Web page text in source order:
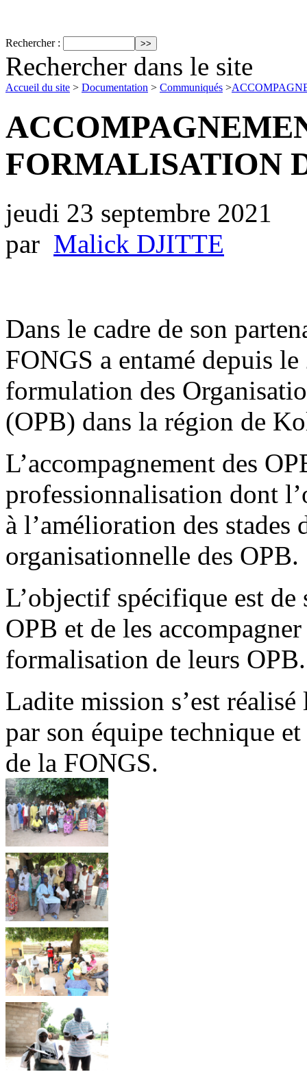
Rechercher :
Rechercher dans le site
Accueil du site > Documentation > Communiqués >
FORMALISATION
jeudi 23 septembre 2021
par Malick DJITTE
Dans le cadre de son
FONGS a entamé depuis
formulation des
(OPB) dans la région de
L’accompagnement des
professionnalisation dont
à l’amélioration des stades
organisationnelle des OPB.
L’objectif spécifique est de
OPB et de les
formalisation de leurs OPB.
Ladite mission s’est
par son équipe technique
de la FONGS.